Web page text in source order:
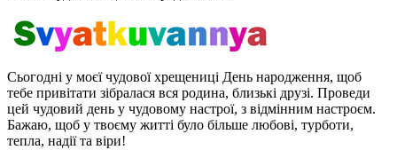
Сьогодні у моєї чудової хрещениці День народження, щоб
тебе привітати зібралася вся родина, близькі друзі. Проведи
цей чудовий день у чудовому настрої, з відмінним настроєм.
Бажаю, щоб у твоєму житті було більше любові, турботи,
тепла, надії та віри!